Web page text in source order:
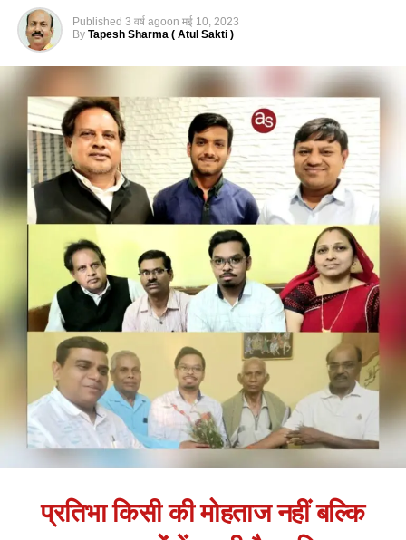
Published 3 वर्ष agoon मई 10, 2023
By Tapesh Sharma ( Atul Sakti )
प्रतिभा किसी की मोहताज नहीं बल्कि